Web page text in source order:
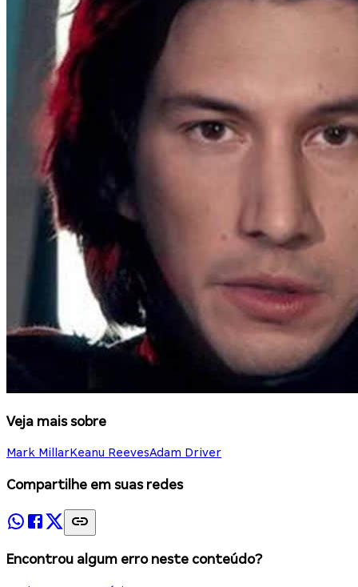
Veja mais sobre
Mark MillarKeanu ReevesAdam Driver
Compartilhe em suas redes
Encontrou algum erro neste conteúdo?